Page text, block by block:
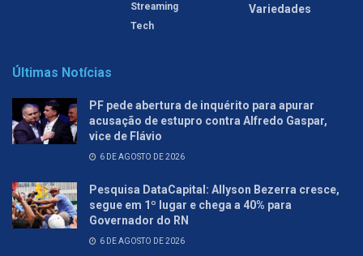
Streaming
Tech
Variedades
Últimas Notícias
PF pede abertura de inquérito para apurar
acusação de estupro contra Alfredo Gaspar,
vice de Flávio
6 DE AGOSTO DE 2026
Pesquisa DataCapital: Allyson Bezerra cresce,
segue em 1º lugar e chega a 40% para
Governador do RN
6 DE AGOSTO DE 2026